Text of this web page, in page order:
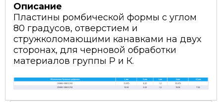
Описание
Пластины ромбической формы с углом
80 градусов, отверстием и
стружколомающими канавками на двух
сторонах, для черновой обработки
материалов группы Р и К.